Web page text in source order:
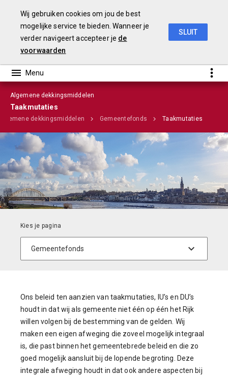
Algemene dekkingsmiddelen
Taakmutaties
dekkingsmiddelen Gemeentefonds Taakmutaties
Ons beleid ten aanzien van taakmutaties, IU’s en DU’s
houdt in dat wij als gemeente niet één op één het Rijk
willen volgen bij de bestemming van de gelden. Wij
maken een eigen afweging die zoveel mogelijk integraal
is, die past binnen het gemeentebrede beleid en die zo
goed mogelijk aansluit bij de lopende begroting. Deze
integrale afweging houdt in dat ook andere aspecten bij
Wij gebruiken cookies om jou de best
mogelijke service te bieden. Wanneer je
verder navigeert accepteer je de
voorwaarden
SLUIT